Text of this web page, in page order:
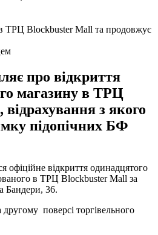
про відкриття
магазину в ТРЦ
з якого
підопічних БФ
офіційне відкриття одинадцятого
в ТРЦ Blockbuster Mall за
Бандери, 36.
поверсі торгівельного